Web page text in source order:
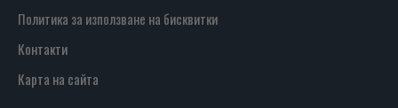
Политика за използване на бисквитки
Контакти
Карта на сайта